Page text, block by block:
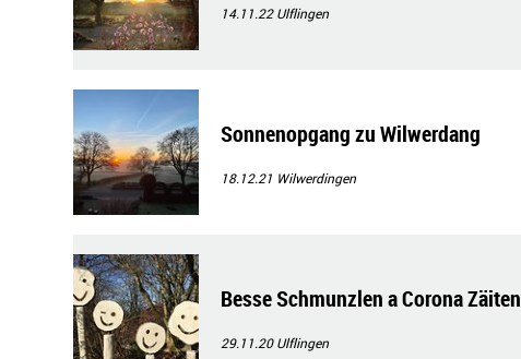
14.11.22Ulflingen
Sonnenopgang zu Wilwerdang
18.12.21 Wilwerdingen
Besse Schmunzlen a Corona Zäiten
29.11.20Ulflingen